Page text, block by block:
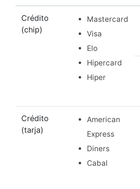
Crédito
(chip)
Mastercard
Visa
Elo
Hipercard
Hiper
Crédito
(tarja)
American
Express
Diners
Cabal